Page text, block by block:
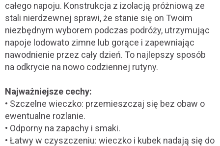
całego napoju. Konstrukcja z izolacją próżniową ze
stali nierdzewnej sprawi, że stanie się on Twoim
niezbędnym wyborem podczas podróży, utrzymując
napoje lodowato zimne lub gorące i zapewniając
nawodnienie przez cały dzień. To najlepszy sposób
na odkrycie na nowo codziennej rutyny.
Najważniejsze cechy:
• Szczelne wieczko: przemieszczaj się bez obaw o
ewentualne rozlanie.
• Odporny na zapachy i smaki.
• Łatwy w czyszczeniu: wieczko i kubek nadają się do